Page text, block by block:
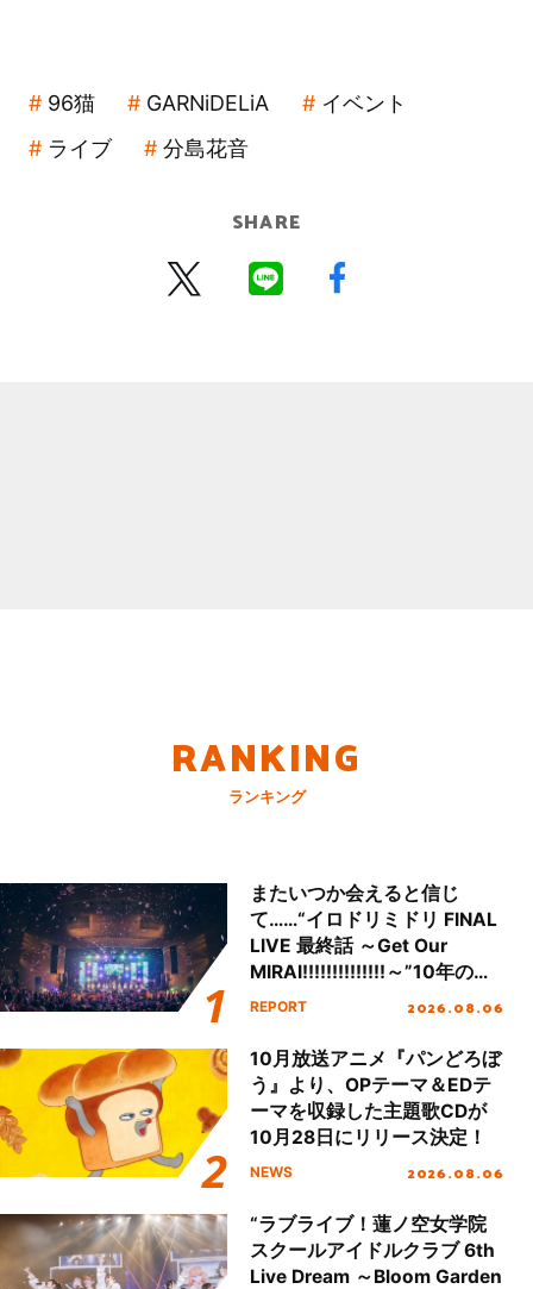
96猫 GARNiDELiA
イベント
ライブ
分島花音
SHARE
RANKING
ランキング
またいつか会えると信じ
て……“イロドリミドリ FINAL
LIVE 最終話 ～Get Our
MIRAI!!!!!!!!!!!!!!～”10年の活
動を経てファイナルを迎える
REPORT 2026.08.06
10月放送アニメ『パンどろぼ
う』より、OPテーマ＆EDテ
ーマを収録した主題歌CDが
10月28日にリリース決定！
NEWS 2026.08.06
“ラブライブ！蓮ノ空女学院
スクールアイドルクラブ 6th
Live Dream ～Bloom Garden